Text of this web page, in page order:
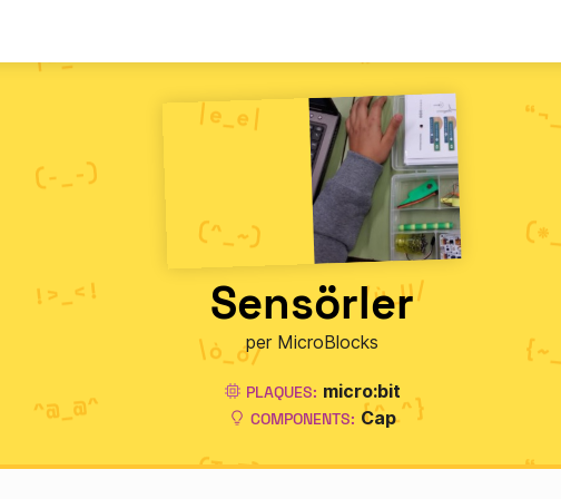
Sensörler
per MicroBlocks
PLAQUES: micro:bit
COMPONENTS: Cap